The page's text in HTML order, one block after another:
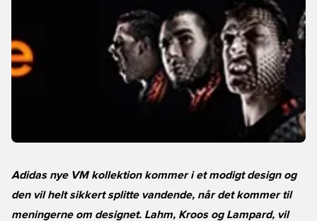
Adidas nye VM kollektion kommer i et modigt design og
den vil helt sikkert splitte vandende, når det kommer til
meningerne om designet. Lahm, Kroos og Lampard, vil